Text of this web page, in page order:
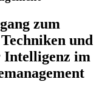
zum
und
Intelligenz im